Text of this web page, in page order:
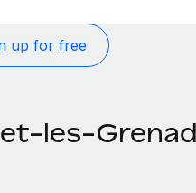
up for free
les-